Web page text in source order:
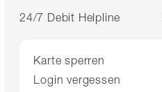
24/7 Debit Helpline
Karte sperren
Login vergessen